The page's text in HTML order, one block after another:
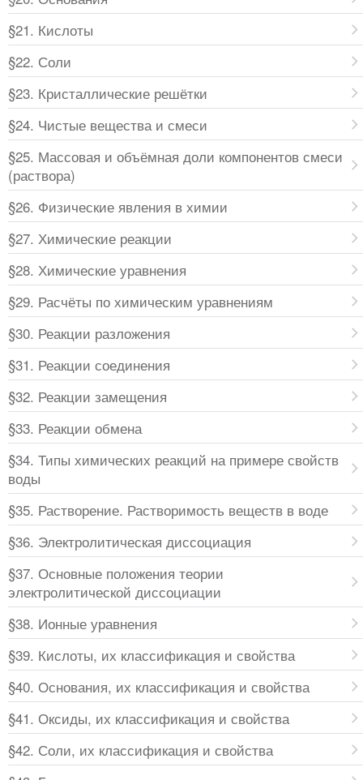
§21. Кислоты
§22. Соли
§23. Кристаллические решётки
§24. Чистые вещества и смеси
§25. Массовая и объёмная доли компонентов смеси
(раствора)
§26. Физические явления в химии
§27. Химические реакции
§28. Химические уравнения
§29. Расчёты по химическим уравнениям
§30. Реакции разложения
§31. Реакции соединения
§32. Реакции замещения
§33. Реакции обмена
§34. Типы химических реакций на примере свойств
воды
§35. Растворение. Растворимость веществ в воде
§36. Электролитическая диссоциация
§37. Основные положения теории
электролитической диссоциации
§38. Ионные уравнения
§39. Кислоты, их классификация и свойства
§40. Основания, их классификация и свойства
§41. Оксиды, их классификация и свойства
§42. Соли, их классификация и свойства